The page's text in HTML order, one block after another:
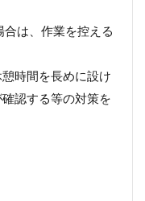
は、作業を控える
時間を長めに設け
認する等の対策を